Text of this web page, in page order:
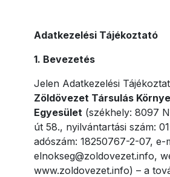
Adatkezelési Tájékoztató
1. Bevezetés
Jelen Adatkezelési
Zöldövezet Társulás
Egyesület (székhely: 8097
út 58., nyilvántartási szám:
adószám: 18250767-2-07, e-
elnokseg@zoldovezet.info,
www.zoldovezet.info) – a